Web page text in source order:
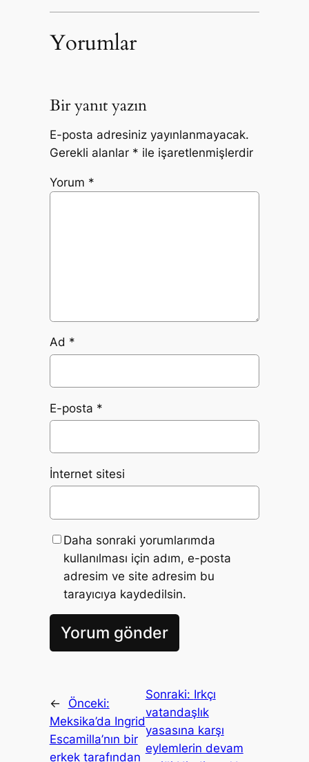
Yorumlar
Bir yanıt yazın
E-posta adresiniz yayınlanmayacak.
Gerekli alanlar * ile işaretlenmişlerdir
Yorum *
Ad *
E-posta *
İnternet sitesi
Daha sonraki yorumlarımda
kullanılması için adım, e-posta
adresim ve site adresim bu
tarayıcıya kaydedilsin.
←
Önceki:
Meksika’da Ingrid
Escamilla’nın bir
erkek tarafından
Sonraki: Irkçı
vatandaşlık
yasasına karşı
eylemlerin devam